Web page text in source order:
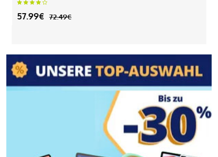
57.99€ 72.49€